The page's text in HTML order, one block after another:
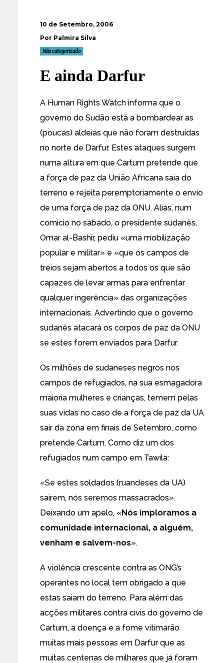
10 de Setembro, 2006
Por Palmira Silva
Não categorizado
E ainda Darfur
A Human Rights Watch informa que o
governo do Sudão está a bombardearas
(poucas) aldeias que não foram destruídas
no norte de Darfur. Estes ataques surgem
numa altura em que Cartum pretende que
a força de paz da União Africana saia do
terreno e rejeita peremptoriamente o envio
de uma força de paz da ONU. Aliás, num
comício no sábado, o presidente sudanês,
Omar al-Bashir, pediu «uma mobilização
popular e militar» e «que os campos de
treios sejam abertos a todos os que são
capazes de levar armas para enfrentar
qualquer ingerência» das organizações
internacionais. Advertindo que o governo
sudanês atacará os corpos de paz da ONU
se estes forem enviados para Darfur.
Os milhões de sudaneses negros nos
campos de refugiados, na sua esmagadora
maioria mulheres e crianças, temem pelas
suas vidas no caso de a força de paz da UA
sair da zona em finais de Setembro, como
pretende Cartum. Como diz um dos
refugiados num campo em Tawila:
«Se estes soldados (ruandeses da UA)
sairem, nós seremos massacrados».
Deixando um apelo, «Nós imploramos a
comunidade internacional, a alguém,
venham e salvem-nos».
A violência crescente contra as ONG’s
operantes no local tem obrigado a que
estas saiam do terreno. Para além das
acções militares contra civis do governo de
Cartum, a doença e a fome vitimarão
muitas mais pessoas em Darfur que as
muitas centenas de milhares que já foram